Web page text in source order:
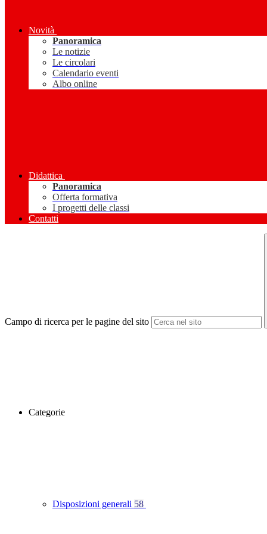
Novità
Panoramica
Le notizie
Le circolari
Calendario eventi
Albo online
Didattica
Panoramica
Offerta formativa
I progetti delle classi
Contatti
Campo di ricerca per le pagine del sito
Categorie
Disposizioni generali 58